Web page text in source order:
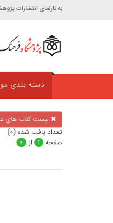
به تارنمای انتشارات
دسته بندی
ليست كتاب هاي
تعداد يافت شده (۰)
صفحه
۱ از ۰